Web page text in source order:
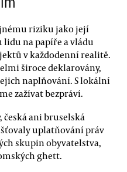
riziku jako její
lidu na papíře a vládu
v každodenní realitě.
široce deklarovány,
naplňování. S lokální
zažívat bezpráví.
česká ani bruselská
uplatňování práv
skupin obyvatelstva,
ghett.